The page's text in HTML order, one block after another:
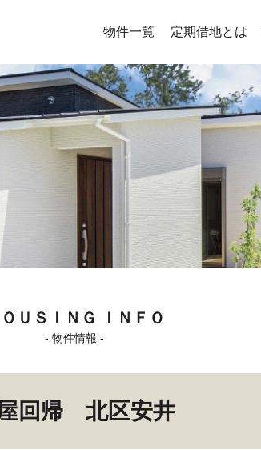
物件一覧 定期借地とは
ＯＵＳＩＮＧ ＩＮＦＯ
- 物件情報 -
回帰 北区安井